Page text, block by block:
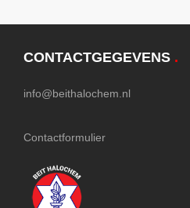
CONTACTGEGEVENS .
info@beithalochem.nl
Contactformulier